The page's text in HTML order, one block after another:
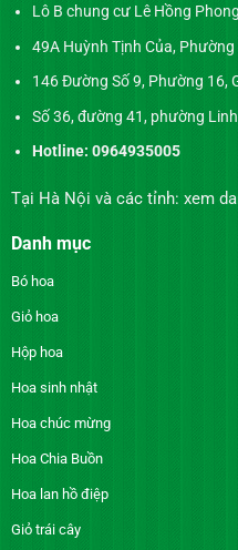
Lô B chung cư Lê Hồng
49A Huỳnh Tịnh Của, Phường
146 Đường Số 9, Phường 16,
Số 36, đường 41, phường
Hotline: 0964935005
Tại Hà Nội và các tỉnh: xem
Danh mục
Bó hoa
Giỏ hoa
Hộp hoa
Hoa sinh nhật
Hoa chúc mừng
Hoa Chia Buồn
Hoa lan hồ điệp
Giỏ trái cây